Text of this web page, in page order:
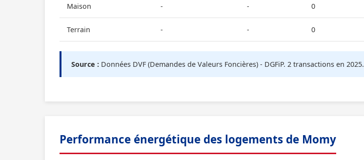
Maison - - 0
Terrain - - 0
Source : Données DVF (Demandes de Valeurs Foncières) - DGFiP. 2 transactions en 2025.
Performance énergétique des logements de Momy